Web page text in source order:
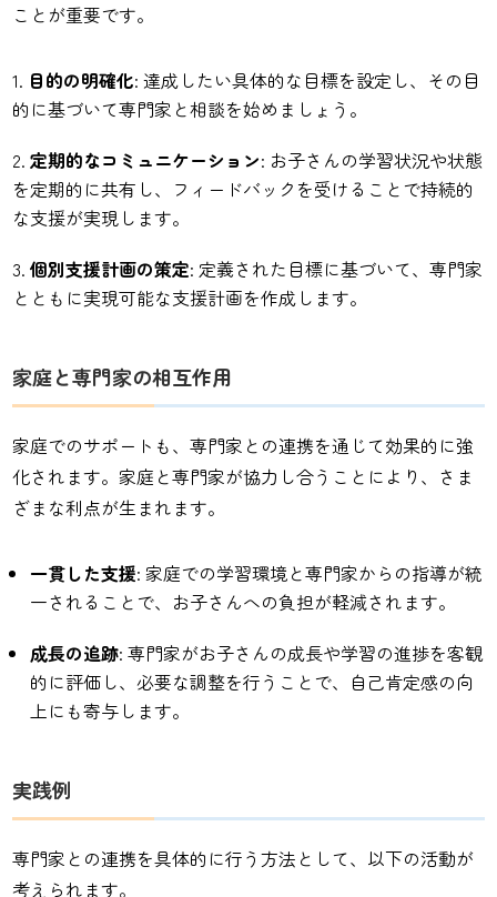
ことが重要です。
目的の明確化: 達成したい具体的な目標を設定し、その目
的に基づいて専門家と相談を始めましょう。
定期的なコミュニケーション: お子さんの学習状況や状態
を定期的に共有し、フィードバックを受けることで持続的
な支援が実現します。
個別支援計画の策定: 定義された目標に基づいて、専門家
とともに実現可能な支援計画を作成します。
家庭と専門家の相互作用
家庭でのサポートも、専門家との連携を通じて効果的に強
化されます。家庭と専門家が協力し合うことにより、さま
ざまな利点が生まれます。
一貫した支援: 家庭での学習環境と専門家からの指導が統
一されることで、お子さんへの負担が軽減されます。
成長の追跡: 専門家がお子さんの成長や学習の進捗を客観
的に評価し、必要な調整を行うことで、自己肯定感の向
上にも寄与します。
実践例
専門家との連携を具体的に行う方法として、以下の活動が
考えられます。